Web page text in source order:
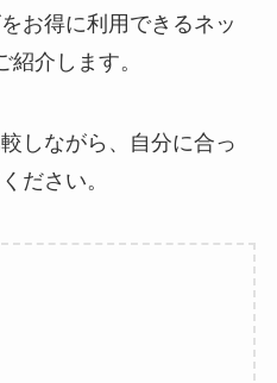
お得に利用できるネッ
紹介します。
しながら、自分に合っ
ださい。